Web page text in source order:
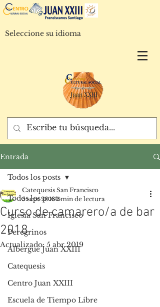
Seleccione su idioma
Entrada
Todos los posts
Iglesia San Francisco
Peregrinos
Albergue Juan XXIII
Catequesis
Centro Juan XXIII
Escuela de Tiempo Libre
Todos los posts
Curso de camarero/a de bar
2018
Catequesis San Francisco
5 sept 2018 1 min de lectura
Actualizado: 5 abr 2019